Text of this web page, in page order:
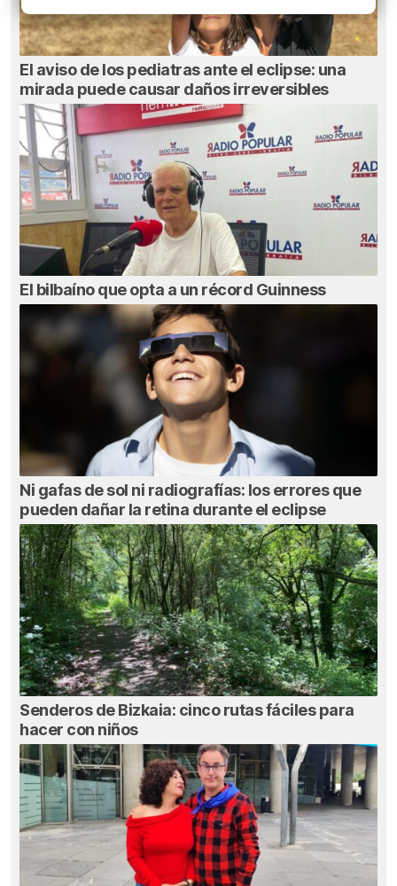
El aviso de los pediatras ante el eclipse: una
mirada puede causar daños irreversibles
El bilbaíno que opta a un récord Guinness
Ni gafas de sol ni radiografías: los errores que
pueden dañar la retina durante el eclipse
Senderos de Bizkaia: cinco rutas fáciles para
hacer con niños